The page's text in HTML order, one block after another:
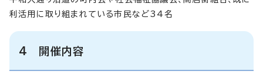
利活用に取り組まれている市民など34名
4 開催内容